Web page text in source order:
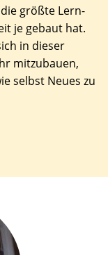
größte Lern-
je gebaut hat.
in dieser
mitzubauen,
selbst Neues zu